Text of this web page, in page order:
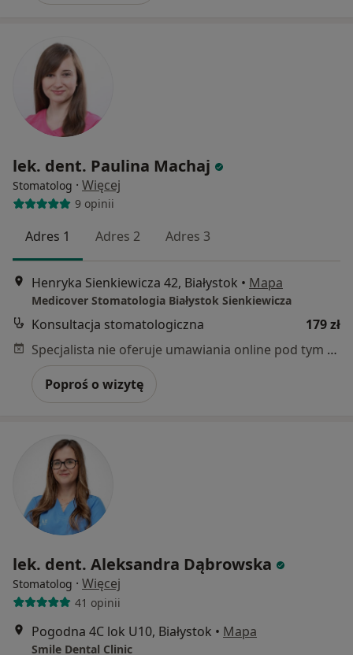
lek. dent. Paulina Machaj
Stomatolog · Więcej
9 opinii
Adres 1 Adres 2 Adres 3
Henryka Sienkiewicza 42, Białystok • Mapa
Medicover Stomatologia Białystok Sienkiewicza
Konsultacja stomatologiczna
179 zł
Specjalista nie oferuje umawiania online pod tym adresem.
Poproś o wizytę
lek. dent. Aleksandra Dąbrowska
Stomatolog · Więcej
41 opinii
Pogodna 4C lok U10, Białystok • Mapa
Smile Dental Clinic